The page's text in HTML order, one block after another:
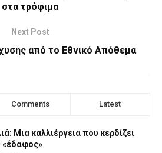
στα τρόφιμα
Next Post
από το Εθνικό Απόθεμα
Comments Latest
Μια καλλιέργεια που κερδίζει
«έδαφος»